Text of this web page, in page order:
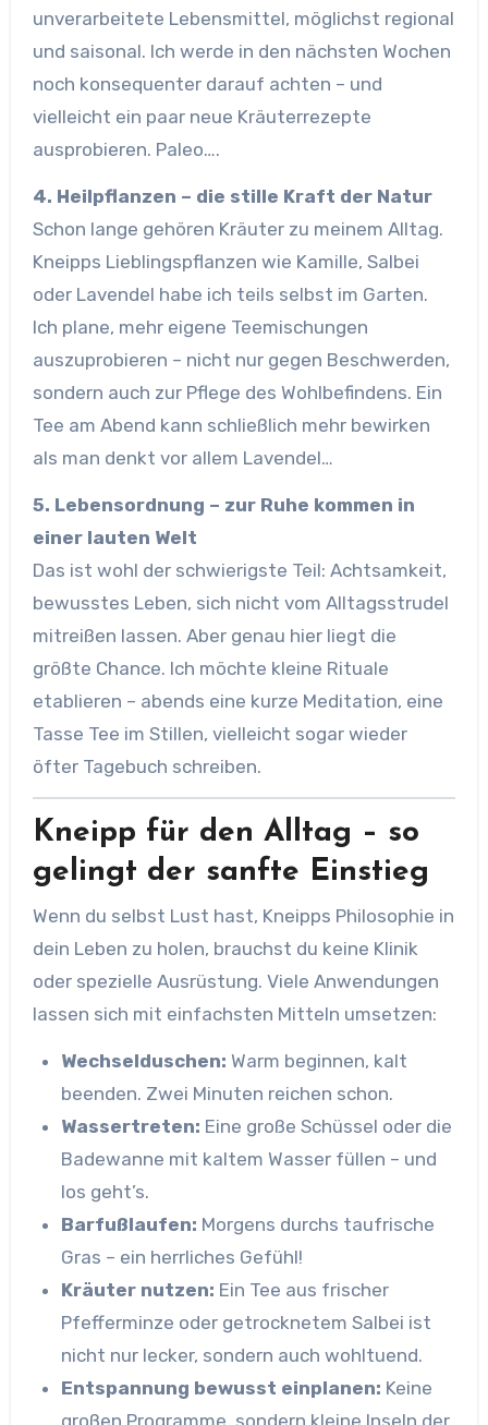
unverarbeitete Lebensmittel, möglichst regional
und saisonal. Ich werde in den nächsten Wochen
noch konsequenter darauf achten – und
vielleicht ein paar neue Kräuterrezepte
ausprobieren. Paleo….
4. Heilpflanzen – die stille Kraft der Natur
Schon lange gehören Kräuter zu meinem Alltag.
Kneipps Lieblingspflanzen wie Kamille, Salbei
oder Lavendel habe ich teils selbst im Garten.
Ich plane, mehr eigene Teemischungen
auszuprobieren – nicht nur gegen Beschwerden,
sondern auch zur Pflege des Wohlbefindens. Ein
Tee am Abend kann schließlich mehr bewirken
als man denkt vor allem Lavendel…
5. Lebensordnung – zur Ruhe kommen in
einer lauten Welt
Das ist wohl der schwierigste Teil: Achtsamkeit,
bewusstes Leben, sich nicht vom Alltagsstrudel
mitreißen lassen. Aber genau hier liegt die
größte Chance. Ich möchte kleine Rituale
etablieren – abends eine kurze Meditation, eine
Tasse Tee im Stillen, vielleicht sogar wieder
öfter Tagebuch schreiben.
Kneipp für den Alltag – so
gelingt der sanfte Einstieg
Wenn du selbst Lust hast, Kneipps Philosophie in
dein Leben zu holen, brauchst du keine Klinik
oder spezielle Ausrüstung. Viele Anwendungen
lassen sich mit einfachsten Mitteln umsetzen:
Wechselduschen: Warm beginnen, kalt
beenden. Zwei Minuten reichen schon.
Wassertreten: Eine große Schüssel oder die
Badewanne mit kaltem Wasser füllen – und
los geht’s.
Barfußlaufen: Morgens durchs taufrische
Gras – ein herrliches Gefühl!
Kräuter nutzen: Ein Tee aus frischer
Pfefferminze oder getrocknetem Salbei ist
nicht nur lecker, sondern auch wohltuend.
Entspannung bewusst einplanen: Keine
großen Programme, sondern kleine Inseln der